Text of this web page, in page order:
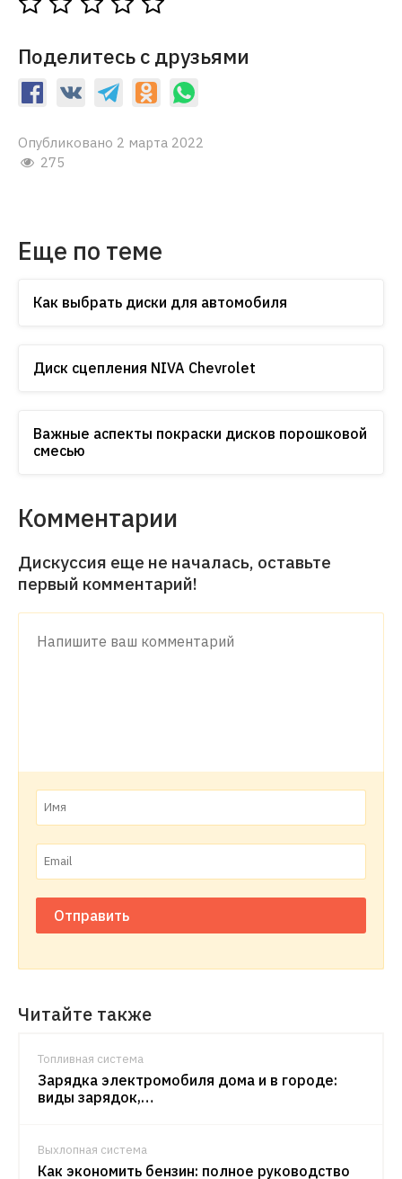
Поделитесь с друзьями
Опубликовано 2 марта 2022
275
Еще по теме
Как выбрать диски для автомобиля
Диск сцепления NIVA Chevrolet
Важные аспекты покраски дисков порошковой
смесью
Комментарии
Дискуссия еще не началась, оставьте
первый комментарий!
Отправить
Читайте также
Топливная система
Зарядка электромобиля дома и в городе:
виды зарядок,…
Выхлопная система
Как экономить бензин: полное руководство